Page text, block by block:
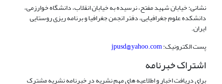
نشانی: خیابان شهید مفتح، نرسیده به خیابان انقلاب، دانشگاه خوارزمی،
دانشکده علوم جغرافیایی، دفتر انجمن جغرافیا و برنامه ریزی روستایی
ایران.
پست الکترونیک:jpusd@yahoo.com
اشتراک خبرنامه
برای دریافت اخبار و اطلاعیه های مهم نشریه در خبرنامه نشریه مشترک